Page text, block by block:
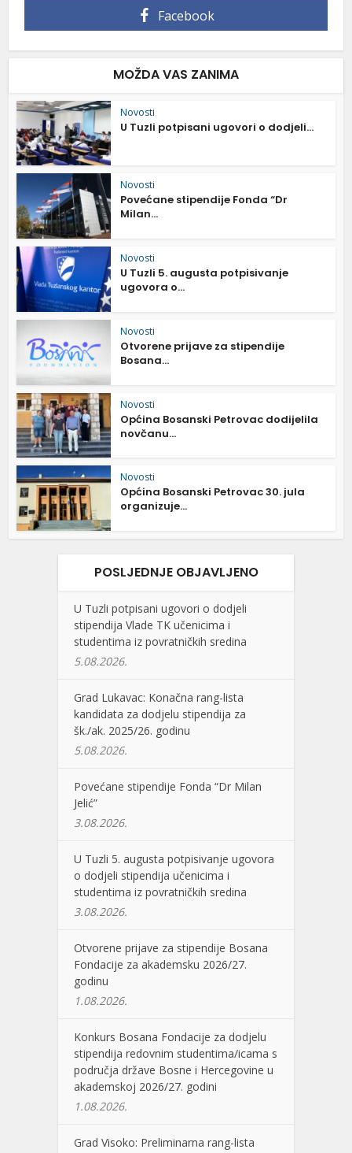
Facebook
MOŽDA VAS ZANIMA
Novosti
U Tuzli potpisani ugovori o dodjeli...
Novosti
Povećane stipendije Fonda “Dr
Milan...
Novosti
U Tuzli 5. augusta potpisivanje
ugovora o...
Novosti
Otvorene prijave za stipendije
Bosana...
Novosti
Općina Bosanski Petrovac dodijelila
novčanu...
Novosti
Općina Bosanski Petrovac 30. jula
organizuje...
POSLJEDNJE OBJAVLJENO
U Tuzli potpisani ugovori o dodjeli
stipendija Vlade TK učenicima i
studentima iz povratničkih sredina
5.08.2026.
Grad Lukavac: Konačna rang-lista
kandidata za dodjelu stipendija za
šk./ak. 2025/26. godinu
5.08.2026.
Povećane stipendije Fonda “Dr Milan
Jelić”
3.08.2026.
U Tuzli 5. augusta potpisivanje ugovora
o dodjeli stipendija učenicima i
studentima iz povratničkih sredina
3.08.2026.
Otvorene prijave za stipendije Bosana
Fondacije za akademsku 2026/27.
godinu
1.08.2026.
Konkurs Bosana Fondacije za dodjelu
stipendija redovnim studentima/icama s
područja države Bosne i Hercegovine u
akademskoj 2026/27. godini
1.08.2026.
Grad Visoko: Preliminarna rang-lista